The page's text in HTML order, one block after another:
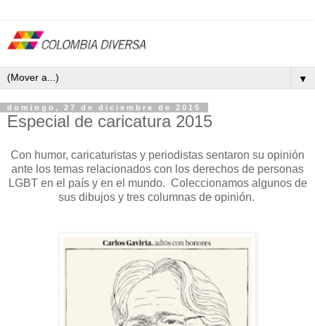
▼
domingo, 27 de diciembre de 2015
Especial de caricatura 2015
Con humor, caricaturistas y periodistas sentaron su opinión
ante los temas relacionados con los derechos de personas
LGBT en el país y en el mundo. Coleccionamos algunos de
sus dibujos y tres columnas de opinión.